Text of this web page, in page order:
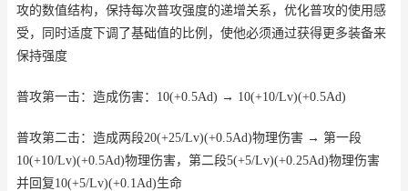
攻的数值结构，保持每次普攻强度的递增关系，优化普攻的使用感
受，同时适度下调了基础值的比例，使他必须通过获得更多装备来
保持强度
普攻第一击：造成伤害：10(+0.5Ad) → 10(+10/Lv)(+0.5Ad)
普攻第二击：造成两段20(+25/Lv)(+0.5Ad)物理伤害 → 第一段
10(+10/Lv)(+0.5Ad)物理伤害，第二段5(+5/Lv)(+0.25Ad)物理伤害
并回复10(+5/Lv)(+0.1Ad)生命